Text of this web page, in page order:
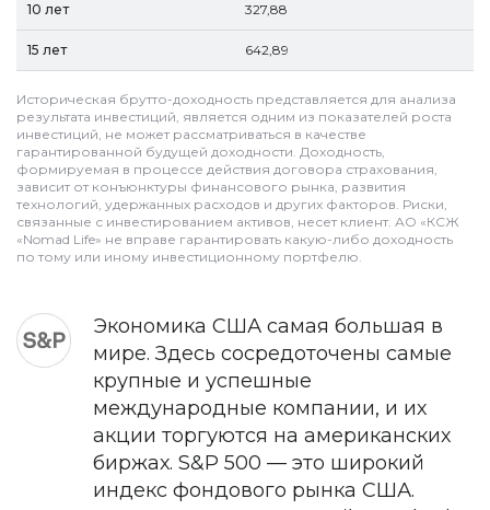
327,88
642,89
Историческая брутто-доходность представляется для анализа
результата инвестиций, является одним из показателей роста
инвестиций, не может рассматриваться в качестве
гарантированной будущей доходности. Доходность,
формируемая в процессе действия договора страхования,
зависит от конъюнктуры финансового рынка, развития
технологий, удержанных расходов и других факторов. Риски,
связанные с инвестированием активов, несет клиент. АО «КСЖ
«Nomad Life» не вправе гарантировать какую-либо доходность
по тому или иному инвестиционному портфелю.
Экономика США самая большая в
мире. Здесь сосредоточены самые
крупные и успешные
международные компании, и их
акции торгуются на американских
биржах. S&P 500 — это широкий
индекс фондового рынка США.